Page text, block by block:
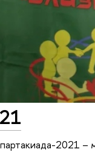
2021 –